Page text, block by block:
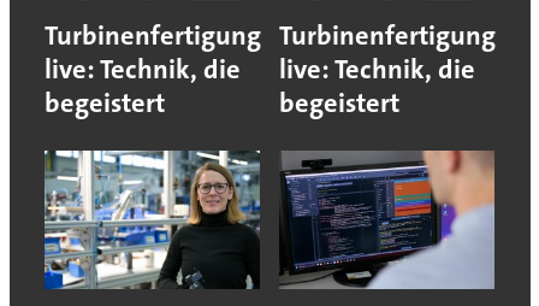
Turbinenfertigung
live: Technik, die
begeistert
Turbinenfertigung
live: Technik, die
begeistert